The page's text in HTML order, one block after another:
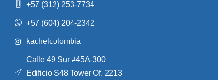
+57 (312) 253-7734
+57 (604) 204-2342
kachelcolombia
Calle 49 Sur #45A-300
Edificio S48 Tower Of. 2213